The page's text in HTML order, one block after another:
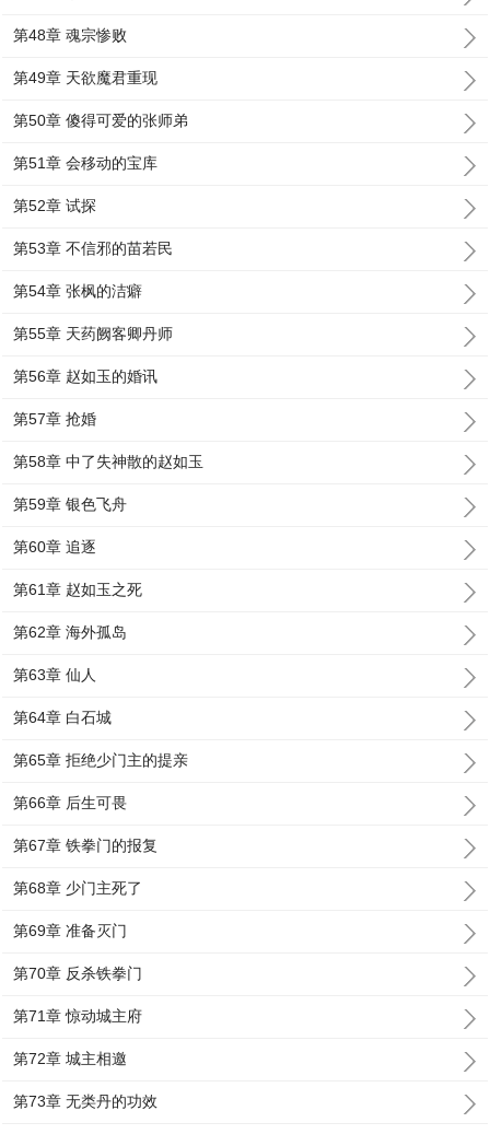
第48章 魂宗惨败
第49章 天欲魔君重现
第50章 傻得可爱的张师弟
第51章 会移动的宝库
第52章 试探
第53章 不信邪的苗若民
第54章 张枫的洁癖
第55章 天药阙客卿丹师
第56章 赵如玉的婚讯
第57章 抢婚
第58章 中了失神散的赵如玉
第59章 银色飞舟
第60章 追逐
第61章 赵如玉之死
第62章 海外孤岛
第63章 仙人
第64章 白石城
第65章 拒绝少门主的提亲
第66章 后生可畏
第67章 铁拳门的报复
第68章 少门主死了
第69章 准备灭门
第70章 反杀铁拳门
第71章 惊动城主府
第72章 城主相邀
第73章 无类丹的功效